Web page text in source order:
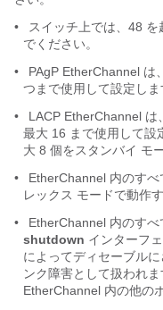
•
スイッチ上では、48
でください。
•
PAgP EtherChannel は
つまで使用して設定しま
•
LACP EtherChannel は
最大 16 まで使用して設
大 8 個をスタンバイ モ
•
EtherChannel 内のす
レックス モードで動作
•
EtherChannel 内のすべ
shutdown インターフ
によってディセーブル
ンク障害として扱われ
EtherChannel 内の他の